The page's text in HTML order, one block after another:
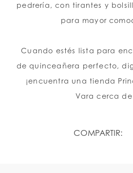
pedrería, con tirantes y
para mayor
Cuando estés lista para
de quinceañera perfecto,
¡encuentra una tienda
Vara cerca
COMPARTIR: